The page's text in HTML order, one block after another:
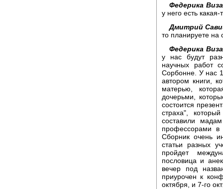
Федерика
у него есть
Дмитрий
то планируете на
Федерика
у нас будут
научных работ
Сорбонне. У нас
автором книги,
матерью,
дочерьми,
состоится
страха",
составили
профессорами в
Сборник очень
статьи разных
пройдет
пословица и
вечер под
приурочен к
октября, и 7-го